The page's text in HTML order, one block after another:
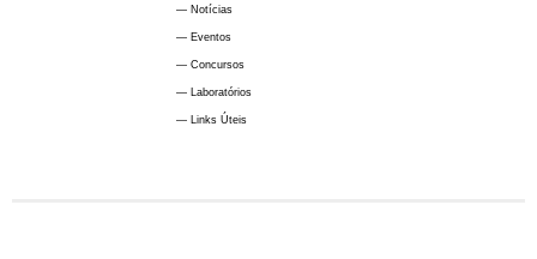
— Notícias
— Eventos
— Concursos
— Laboratórios
— Links Úteis